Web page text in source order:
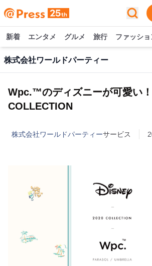
新着 エンタメ グルメ 旅行 ファッシ
株式会社ワールドパーティー
Wpc.™のディズニーが可愛い
COLLECTION
株式会社ワールドパーティーサービス